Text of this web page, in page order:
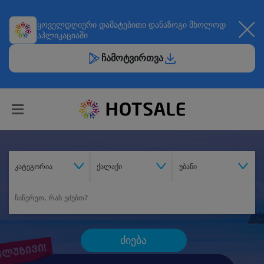
ყოველდღიური დამატებითი დანაზოგი მხოლოდ
აპლიკაციაში
ჩამოტვირთვა
კატეგორია ქალაქი უბანი
ძიება